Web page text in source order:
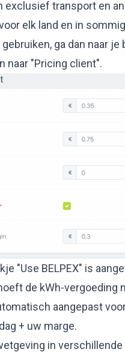
exclusief transport en
elk land en in
ga dan naar
naar "Pricing client".
"Use BELPEX" is
de kWh-vergoeding
aangepast
+ uw marge.
in